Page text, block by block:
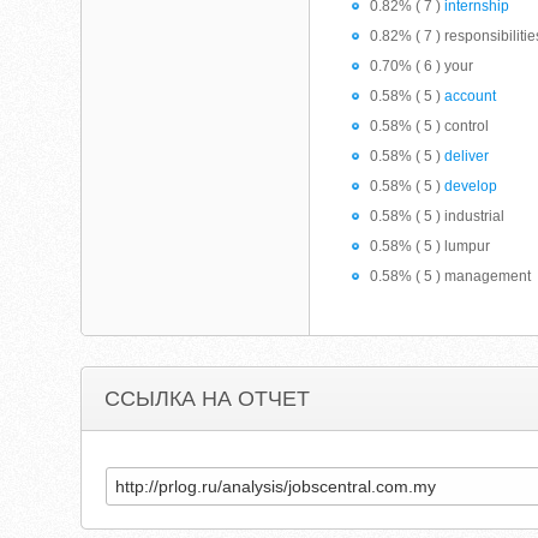
0.82% ( 7 )internship
0.82% ( 7 )
0.70% ( 6 ) your
0.58% ( 5 )account
0.58% ( 5 ) control
0.58% ( 5 )deliver
0.58% ( 5 )develop
0.58% ( 5 ) industrial
0.58% ( 5 ) lumpur
0.58% ( 5 ) management
ССЫЛКА НА ОТЧЕТ